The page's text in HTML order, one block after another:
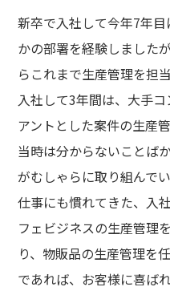
新卒で入社して今年7年
かの部署を経験しました
らこれまで生産管理を担
入社して3年間は、大手
アントとした案件の生産
当時は分からないことば
がむしゃらに取り組んでい
仕事にも慣れてきた、入
フェビジネスの生産管理
り、物販品の生産管理を
であれば、お客様に喜ば